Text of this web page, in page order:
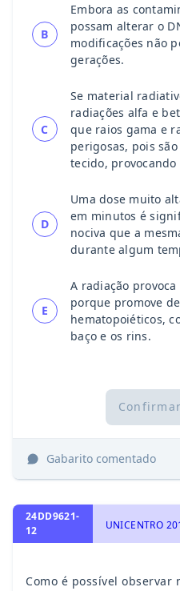
B
Embora as
possam alterar o
modificações não
gerações.
C
Se material
radiações alfa e
que raios gama e
perigosas, pois
tecido, provocando
D
Uma dose muito
em minutos é
nociva que a
durante algum
E
A radiação
porque promove
hematopoiéticos,
baço e os rins.
Gabarito comentado
24DD9621-
12
Como é possível observar